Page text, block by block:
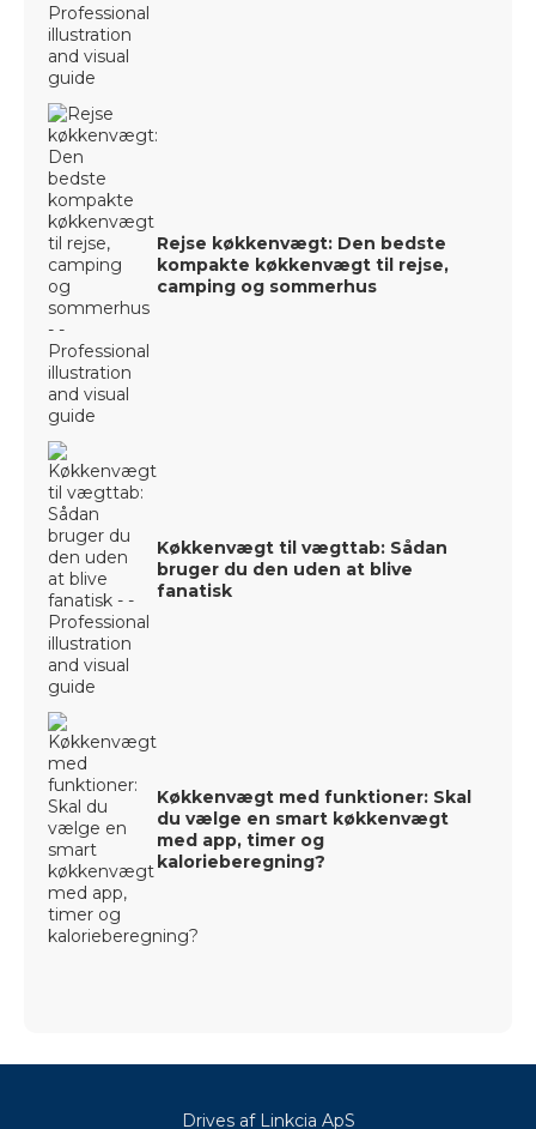
Rejse køkkenvægt: Den bedste
kompakte køkkenvægt til rejse,
camping og sommerhus
Køkkenvægt til vægttab: Sådan
bruger du den uden at blive
fanatisk
Køkkenvægt med funktioner: Skal
du vælge en smart køkkenvægt
med app, timer og
kalorieberegning?
Drives af Linkcia ApS